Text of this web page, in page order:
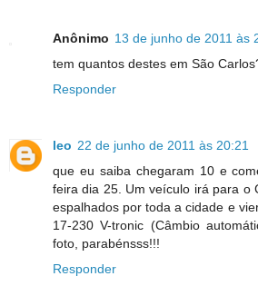
Anônimo 13 de junho de 2011 às
tem quantos destes em São
Responder
leo 22 de junho de 2011 às 20:21
que eu saiba chegaram 10 e
feira dia 25. Um veículo irá para o
espalhados por toda a cidade e
17-230 V-tronic (Câmbio
foto, parabénsss!!!
Responder